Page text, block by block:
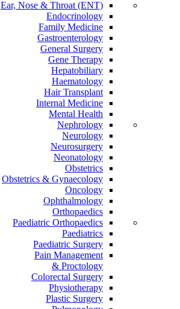
Ear, Nose & Throat (ENT)
Endocrinology
Family Medicine
Gastroenterology
General Surgery
Gene Therapy
Hepatobiliary
Haematology
Hair Transplant
Internal Medicine
Mental Health
Nephrology
Neurology
Neurosurgery
Neonatology
Obstetrics
Obstetrics & Gynaecology
Oncology
Ophthalmology
Orthopaedics
Paediatric Orthopaedics
Paediatrics
Paediatric Surgery
Pain Management
Proctology &
Colorectal Surgery
Physiotherapy
Plastic Surgery